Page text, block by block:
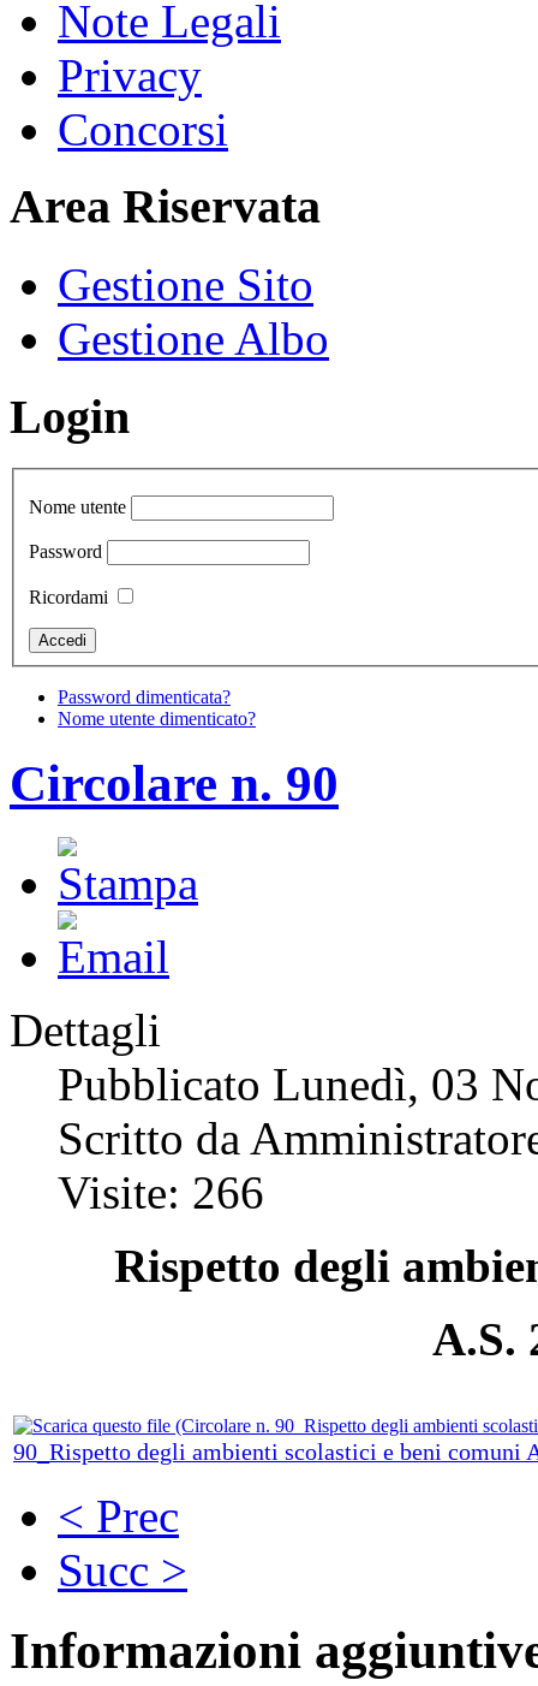
Note Legali
Privacy
Concorsi
Area Riservata
Gestione Sito
Gestione Albo
Login
Nome utente
Password
Ricordami
Password dimenticata?
Nome utente dimenticato?
Circolare n. 90
Dettagli
Pubblicato Lunedì, 03
Scritto da
Visite: 266
Rispetto degli
A.S.
90_Rispetto degli ambienti scolastici e beni comuni
< Prec
Succ >
Informazioni